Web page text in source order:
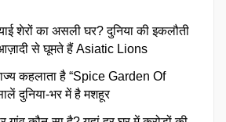
शेरों का असली घर? दुनिया की इकलौती
से घूमते हैं Asiatic Lions
कहलाता है “Spice Garden Of
दुनिया-भर में है मशहूर